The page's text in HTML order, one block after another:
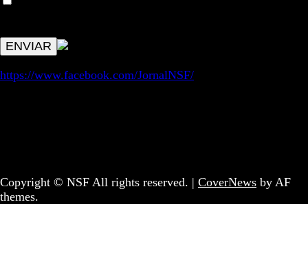
https://www.facebook.com/JornalNSF/
Copyright © NSF All rights reserved. | CoverNews by AF
themes.